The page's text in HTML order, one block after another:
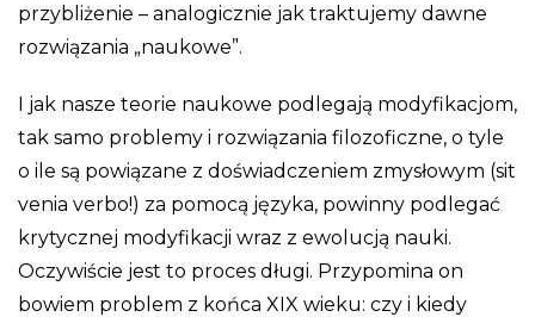
przybliżenie – analogicznie jak traktujemy dawne
rozwiązania „naukowe”.
I jak nasze teorie naukowe podlegają modyfikacjom,
tak samo problemy i rozwiązania filozoficzne, o tyle
o ile są powiązane z doświadczeniem zmysłowym (sit
venia verbo!) za pomocą języka, powinny podlegać
krytycznej modyfikacji wraz z ewolucją nauki.
Oczywiście jest to proces długi. Przypomina on
bowiem problem z końca XIX wieku: czy i kiedy